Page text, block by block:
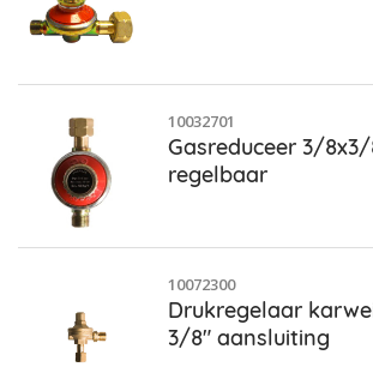
Gasreduceer 3/
regelbaar
10032701
Drukregelaar
3/8" aansluiting
10072300